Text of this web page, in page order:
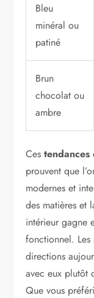
Bleu
minéral ou
patiné
Brun
chocolat ou
ambre
Ces
prouvent que
modernes et
des matières et
intérieur gagne
fonctionnel.
directions
avec eux plutôt
Que vous